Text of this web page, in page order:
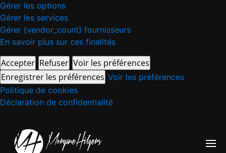
Gérer les options
Gérer les services
Gérer {vendor_count} fournisseurs
En savoir plus sur ces finalités
Accepter Refuser Voir les préférences
Enregistrer les préférences Voir les préférences
Politique de cookies
Déclaration de confidentialité